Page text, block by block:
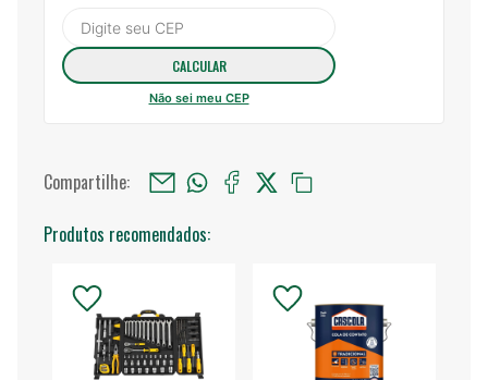
Não sei meu CEP
Compartilhe:
Produtos recomendados: